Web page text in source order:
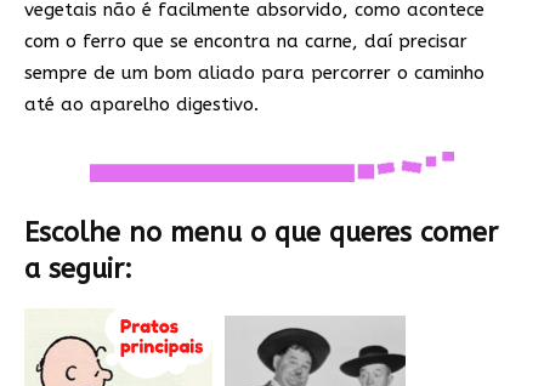
vegetais não é facilmente absorvido, como acontece
com o ferro que se encontra na carne, daí precisar
sempre de um bom aliado para percorrer o caminho
até ao aparelho digestivo.
Escolhe no menu o que queres comer
a seguir: